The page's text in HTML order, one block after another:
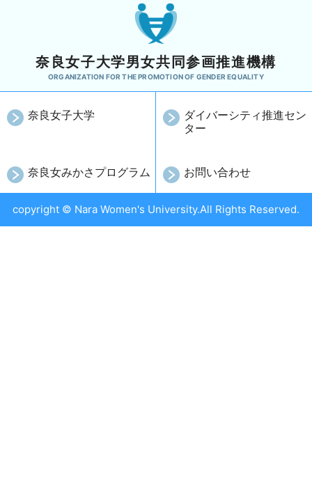
奈良女子大学男女共同参画推進機構
ORGANIZATION FOR THE PROMOTION OF GENDER EQUALITY
奈良女子大学
ダイバーシティ推進セン
ター
奈良女みかさプログラム お問い合わせ
copyright © Nara Women's University.All Rights Reserved.